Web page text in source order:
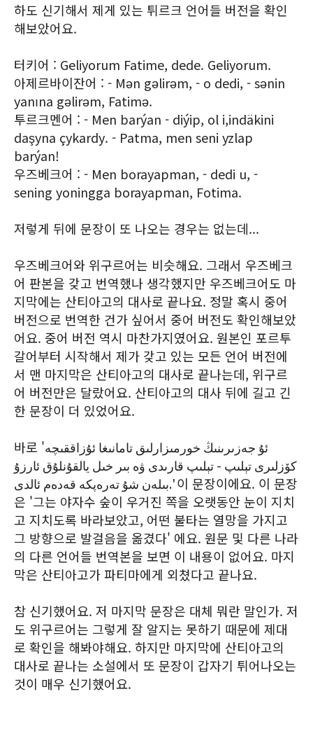
하도 신기해서 제게 있는 튀르크 언어들 버전을 확인
해보았어요.
터키어 : Geliyorum Fatime, dede. Geliyorum.
아제르바이잔어 : - Mən gəlirəm, - o dedi, - sənin
yanına gəlirəm, Fatimə.
투르크멘어 : - Men barýan - diýip, ol i,indäkini
daşyna çykardy. - Patma, men seni yzlap
barýan!
우즈베크어 : - Men borayapman, - dedi u, -
sening yoningga borayapman, Fotima.
저렇게 뒤에 문장이 또 나오는 경우는 없는데...
우즈베크어와 위구르어는 비슷해요. 그래서 우즈베크
어 판본을 갖고 번역했나 생각했지만 우즈베크어도 마
지막에는 산티아고의 대사로 끝나요. 정말 혹시 중어
버전으로 번역한 건가 싶어서 중어 버전도 확인해보았
어요. 중어 버전 역시 마찬가지였어요. 원본인 포르투
갈어부터 시작해서 제가 갖고 있는 모든 언어 버전에
서 맨 마지막은 산티아고의 대사로 끝나는데, 위구르
어 버전만은 달랐어요. 산티아고의 대사 뒤에 길고 긴
한 문장이 더 있었어요.
바로 'ئۇ جەزىرىنىڭ خورمىزارلىق تامانىغا ئۇزاققىچە
كۆزلىرى تېلىپ - تېلىپ قارىدى ۋە بىر خىل يالقۇنلۇق ئارزۇ
بىلەن شۇ تەرەپكە قەدەم ئالدى.' 이 문장이에요. 이 문장
은 '그는 야자수 숲이 우거진 쪽을 오랫동안 눈이 지치
고 지치도록 바라보았고, 어떤 불타는 열망을 가지고
그 방향으로 발걸음을 옮겼다' 에요. 원문 및 다른 나라
의 다른 언어들 번역본을 보면 이 내용이 없어요. 마지
막은 산티아고가 파티마에게 외쳤다고 끝나요.
참 신기했어요. 저 마지막 문장은 대체 뭐란 말인가. 저
도 위구르어는 그렇게 잘 알지는 못하기 때문에 제대
로 확인을 해봐야해요. 하지만 마지막에 산티아고의
대사로 끝나는 소설에서 또 문장이 갑자기 튀어나오는
것이 매우 신기했어요.